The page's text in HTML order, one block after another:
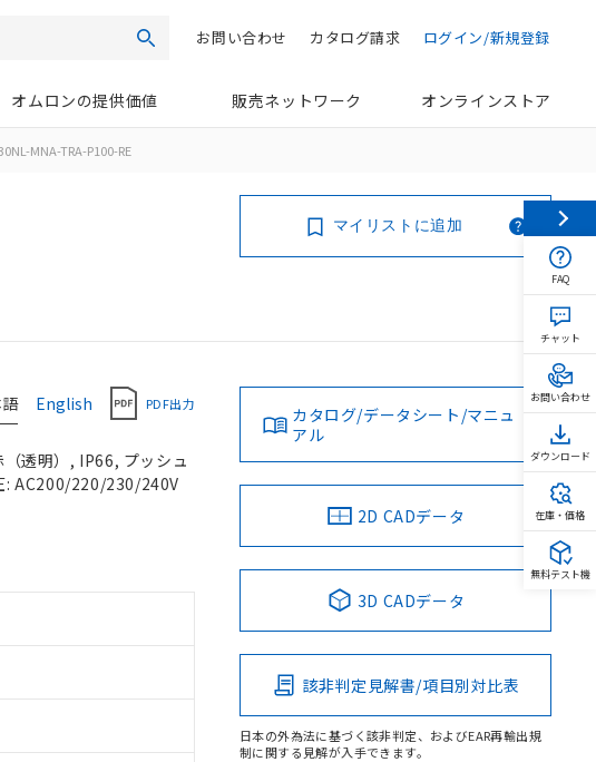
検索 ログイン/新規登録
カタログ請求
お問い合わせ
オムロンの提供価値 販売ネットワーク オンラインストア
MNA-TRA-P100-RE
マイリストに追加
English PDF出力
透明）, IP66, プッシュ
: AC200/220/230/240V
カタログ/データシート/マニュ
アル
2D CADデータ
3D CADデータ
該非判定見解書/項目別対比表
日本の外為法に基づく該非判定、およびEAR再輸出規
制に関する見解が入手できます。
FAQ
チャット
お問い合わせ
ダウンロード
在庫・価格
無料テスト機